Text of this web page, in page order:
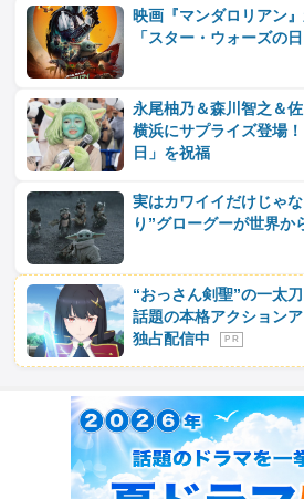
映画『マンダロリアン
「スター・ウォーズの
永尾柚乃＆森川智之＆
横浜にサプライズ登場
日」を祝福
実はカワイイだけじゃ
り”グローグーが世界か
“おっさん剣聖”の一太
話題の本格アクション
独占配信中
P R